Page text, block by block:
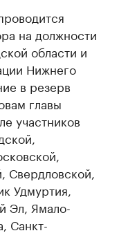
на должности
области и
Нижнего
в резерв
главы
участников
Свердловской,
Удмуртия,
Эл, Ямало-
Санкт-